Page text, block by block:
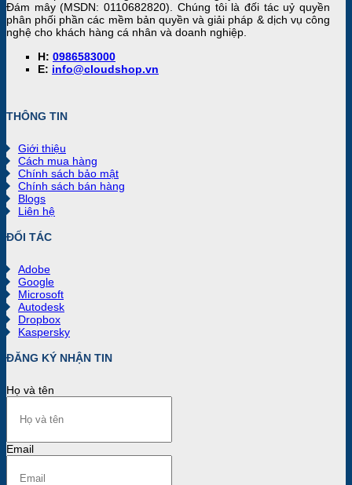
Đám mây (MSDN: 0110682820). Chúng tôi là đối tác uỷ quyền
phân phối phần các mềm bản quyền và giải pháp & dịch vụ công
nghệ cho khách hàng cá nhân và doanh nghiệp.
H: 0986583000
E: info@cloudshop.vn
THÔNG TIN
Giới thiệu
Cách mua hàng
Chính sách bảo mật
Chính sách bán hàng
Blogs
Liên hệ
ĐỐI TÁC
Adobe
Google
Microsoft
Autodesk
Dropbox
Kaspersky
ĐĂNG KÝ NHẬN TIN
Họ và tên
Email